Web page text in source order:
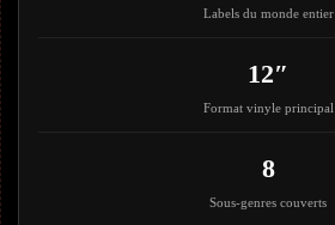
Labels du monde entier
12″
Format vinyle principal
8
Sous-genres couverts